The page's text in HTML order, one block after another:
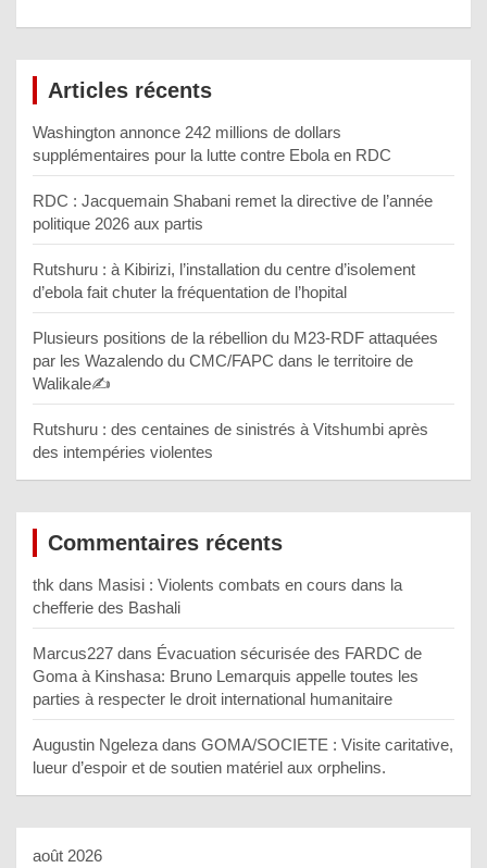
Articles récents
Washington annonce 242 millions de dollars
supplémentaires pour la lutte contre Ebola en RDC
RDC : Jacquemain Shabani remet la directive de l’année
politique 2026 aux partis
Rutshuru : à Kibirizi, l’installation du centre d’isolement
d’ebola fait chuter la fréquentation de l’hopital
Plusieurs positions de la rébellion du M23-RDF attaquées
par les Wazalendo du CMC/FAPC dans le territoire de
Walikale✍️
Rutshuru : des centaines de sinistrés à Vitshumbi après
des intempéries violentes
Commentaires récents
thk dans Masisi : Violents combats en cours dans la
chefferie des Bashali
Marcus227 dans Évacuation sécurisée des FARDC de
Goma à Kinshasa: Bruno Lemarquis appelle toutes les
parties à respecter le droit international humanitaire
Augustin Ngeleza dans GOMA/SOCIETE : Visite caritative,
lueur d’espoir et de soutien matériel aux orphelins.
août 2026